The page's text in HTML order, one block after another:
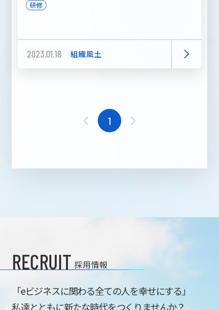
研修
2023.01.18 組織風土
1
RECRUIT 採用情報
「eビジネスに関わる全ての人を幸せにする」
私達とともに新たな時代をつくりませんか？